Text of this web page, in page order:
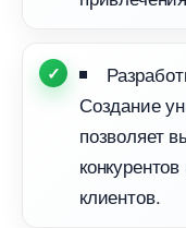
Создание
позволяет
клиентов.